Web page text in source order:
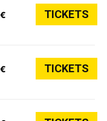
TICKETS
TICKETS